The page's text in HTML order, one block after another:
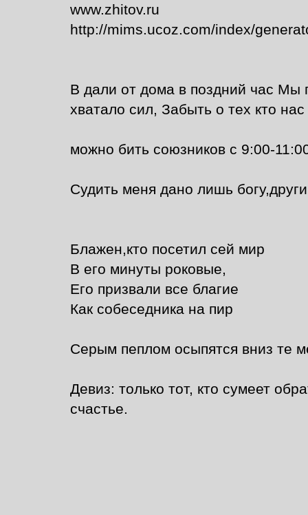
www.zhitov.ru
http://mims.ucoz.com/index/
В дали от дома в поздний час Мы
хватало сил, Забыть о тех кто
можно бить союзников с 9:00-
Судить меня дано лишь
Блажен,кто посетил сей мир
В его минуты роковые,
Его призвали все благие
Как собеседника на пир
Серым пеплом осыпятся вниз те
Девиз: только тот, кто сумеет
счастье.